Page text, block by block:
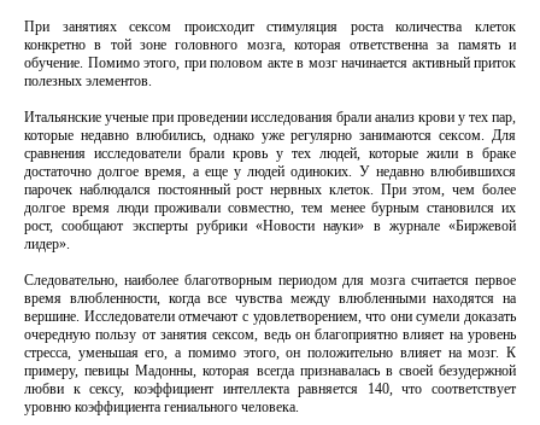
При занятиях сексом происходит стимуляция роста количества клеток
конкретно в той зоне головного мозга, которая ответственна за память и
обучение. Помимо этого, при половом акте в мозг начинается активный приток
полезных элементов.
Итальянские ученые при проведении исследования брали анализ крови у тех пар,
которые недавно влюбились, однако уже регулярно занимаются сексом. Для
сравнения исследователи брали кровь у тех людей, которые жили в браке
достаточно долгое время, а еще у людей одиноких. У недавно влюбившихся
парочек наблюдался постоянный рост нервных клеток. При этом, чем более
долгое время люди проживали совместно, тем менее бурным становился их
рост, сообщают эксперты рубрики «Новости науки» в журнале «Биржевой
лидер».
Следовательно, наиболее благотворным периодом для мозга считается первое
время влюбленности, когда все чувства между влюбленными находятся на
вершине. Исследователи отмечают с удовлетворением, что они сумели доказать
очередную пользу от занятия сексом, ведь он благоприятно влияет на уровень
стресса, уменьшая его, а помимо этого, он положительно влияет на мозг. К
примеру, певицы Мадонны, которая всегда признавалась в своей безудержной
любви к сексу, коэффициент интеллекта равняется 140, что соответствует
уровню коэффициента гениального человека.